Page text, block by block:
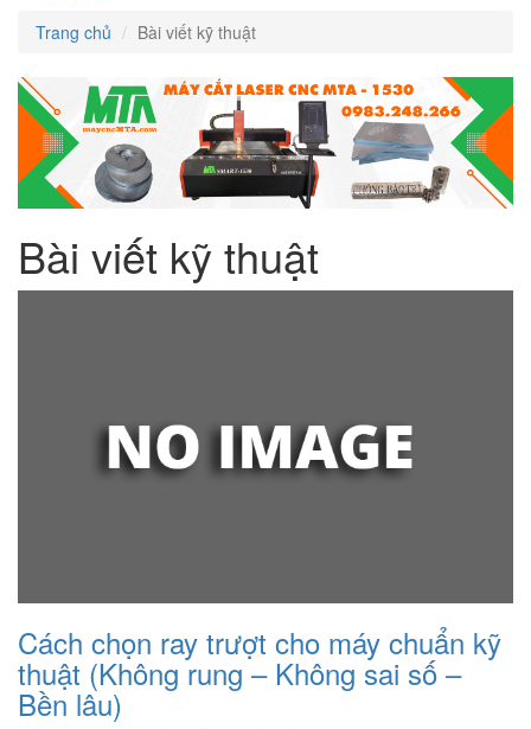
Trang chủ
Bài viết kỹ thuật
Bài viết kỹ thuật
Cách chọn ray trượt cho máy chuẩn kỹ
thuật (Không rung – Không sai số –
Bền lâu)